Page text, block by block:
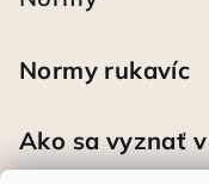
Normy rukavíc
Ako sa vyznať